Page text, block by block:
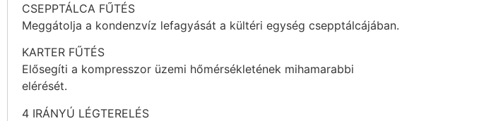
CSEPPTÁLCA FŰTÉS
Meggátolja a kondenzvíz lefagyását a kültéri egység csepptálcájában.
KARTER FŰTÉS
Elősegíti a kompresszor üzemi hőmérsékletének mihamarabbi
elérését.
4 IRÁNYÚ LÉGTERELÉS